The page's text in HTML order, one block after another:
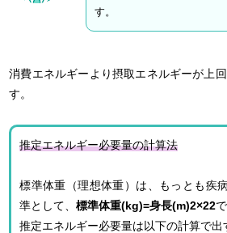
す。
消費エネルギーより摂取エネルギーが上
す。
推定エネルギー必要量の計算法
標準体重（理想体重）は、もっとも疾
準として、標準体重(kg)=身長(m)2×22
推定エネルギー必要量は以下の計算で出